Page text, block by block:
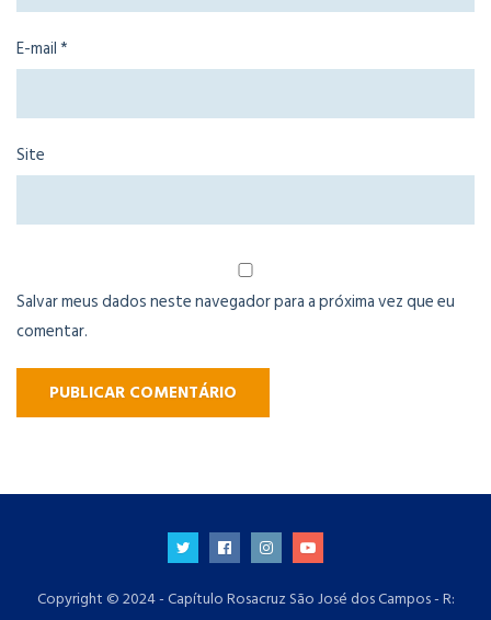
E-mail*
Site
Salvar meus dados neste navegador para a próxima vez que eu
comentar.
Copyright © 2024 - Capítulo Rosacruz São José dos Campos - R: